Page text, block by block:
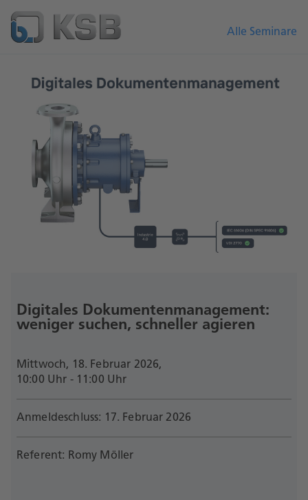
Alle Seminare
Digitales Dokumentenmanagement:
Mittwoch, 18. Februar 2026,
10:00 Uhr - 11:00 Uhr
Anmeldeschluss: 17. Februar 2026
Referent: Romy Möller